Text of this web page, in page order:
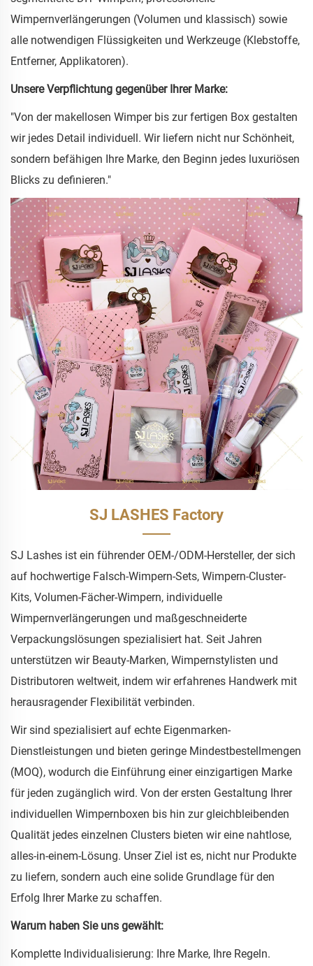
Wimpernverlängerungen (Volumen und klassisch) sowie
alle notwendigen Flüssigkeiten und Werkzeuge (Klebstoffe,
Entferner, Applikatoren).
Unsere Verpflichtung gegenüber Ihrer Marke:
"Von der makellosen Wimper bis zur fertigen Box gestalten
wir jedes Detail individuell. Wir liefern nicht nur Schönheit,
sondern befähigen Ihre Marke, den Beginn jedes luxuriösen
Blicks zu definieren."
SJ LASHES Factory
SJ Lashes ist ein führender OEM-/ODM-Hersteller, der sich
auf hochwertige Falsch-Wimpern-Sets, Wimpern-Cluster-
Kits, Volumen-Fächer-Wimpern, individuelle
Wimpernverlängerungen und maßgeschneiderte
Verpackungslösungen spezialisiert hat. Seit Jahren
unterstützen wir Beauty-Marken, Wimpernstylisten und
Distributoren weltweit, indem wir erfahrenes Handwerk mit
herausragender Flexibilität verbinden.
Wir sind spezialisiert auf echte Eigenmarken-
Dienstleistungen und bieten geringe Mindestbestellmengen
(MOQ), wodurch die Einführung einer einzigartigen Marke
für jeden zugänglich wird. Von der ersten Gestaltung Ihrer
individuellen Wimpernboxen bis hin zur gleichbleibenden
Qualität jedes einzelnen Clusters bieten wir eine nahtlose,
alles-in-einem-Lösung. Unser Ziel ist es, nicht nur Produkte
zu liefern, sondern auch eine solide Grundlage für den
Erfolg Ihrer Marke zu schaffen.
Warum haben Sie uns gewählt:
Komplette Individualisierung: Ihre Marke, Ihre Regeln.